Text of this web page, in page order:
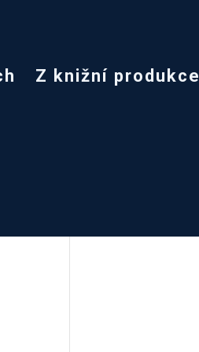
Z knižní produkce